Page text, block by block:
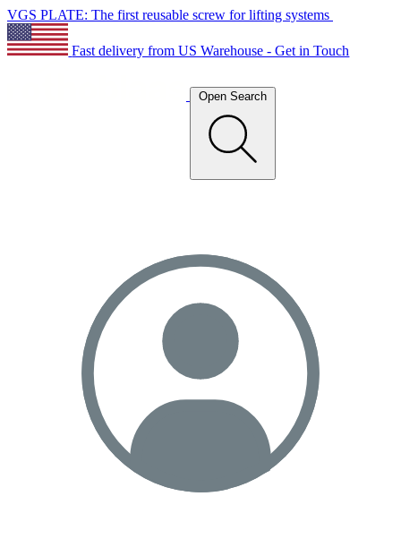
VGS PLATE: The first reusable screw for lifting systems
Fast delivery from US Warehouse - Get in Touch
Open Search